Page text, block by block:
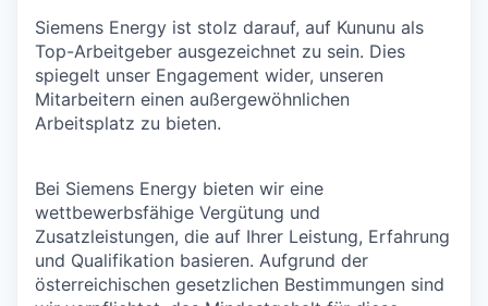
Siemens Energy ist stolz darauf, auf Kununu als
Top-Arbeitgeber ausgezeichnet zu sein. Dies
spiegelt unser Engagement wider, unseren
Mitarbeitern einen außergewöhnlichen
Arbeitsplatz zu bieten.
Bei Siemens Energy bieten wir eine
wettbewerbsfähige Vergütung und
Zusatzleistungen, die auf Ihrer Leistung, Erfahrung
und Qualifikation basieren. Aufgrund der
österreichischen gesetzlichen Bestimmungen sind